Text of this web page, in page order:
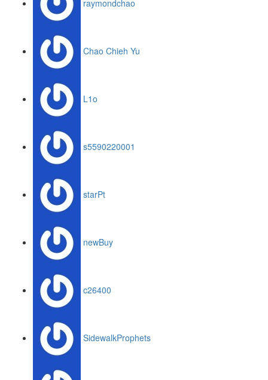
raymondchao
Chao Chieh Yu
L1o
s5590220001
starPt
newBuy
c26400
SidewalkProphets